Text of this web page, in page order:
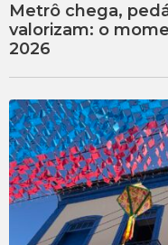
Metrô chega,
valorizam: o
2026